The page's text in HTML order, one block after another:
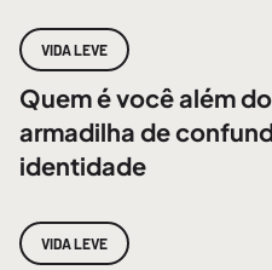
VIDA LEVE
Quem é você além
armadilha de
identidade
VIDA LEVE